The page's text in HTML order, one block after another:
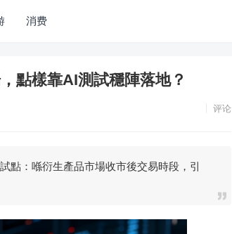
消费
點樣靠AI測試穩陣落地？
评论
點：喺衍生產品市場收市後交易時段，引